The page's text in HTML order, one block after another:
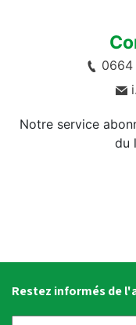
0664
Notre service
du
Restez informés de